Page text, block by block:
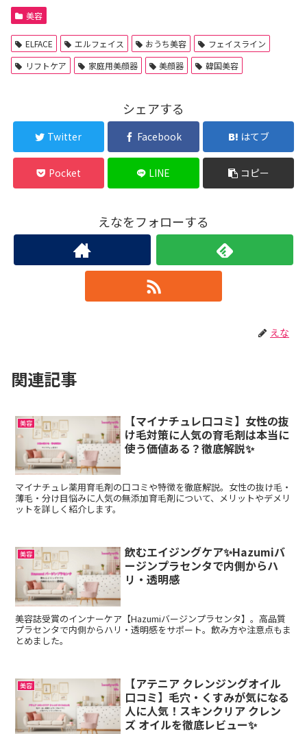
美容
ELFACE エルフェイス おうち美容
フェイスライン
リフトケア
家庭用美顔器 美顔器 韓国美容
シェアする
Twitter Facebook はてブ
Pocket LINE コピー
えなをフォローする
えな
関連記事
美容
【マイナチュレ口コミ】女性の抜
け毛対策に人気の育毛剤は本当に
使う価値ある？徹底解説✨
マイナチュレ薬用育毛剤の口コミや特徴を徹底解説。女性の抜け毛・
薄毛・分け目悩みに人気の無添加育毛剤について、メリットやデメリ
ットを詳しく紹介します。
美容
飲むエイジングケア✨Hazumiバ
ージンプラセンタで内側からハ
リ・透明感
美容誌受賞のインナーケア【Hazumiバージンプラセンタ】。高品質
プラセンタで内側からハリ・透明感をサポート。飲み方や注意点もま
とめました。
美容
【アテニア クレンジングオイル
口コミ】毛穴・くすみが気になる
人に人気！スキンクリア クレン
ズ オイルを徹底レビュー✨